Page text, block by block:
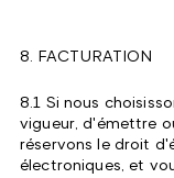
8. FACTURATION
8.1 Si nous
vigueur, d'émettre
réservons le droit
électroniques, et